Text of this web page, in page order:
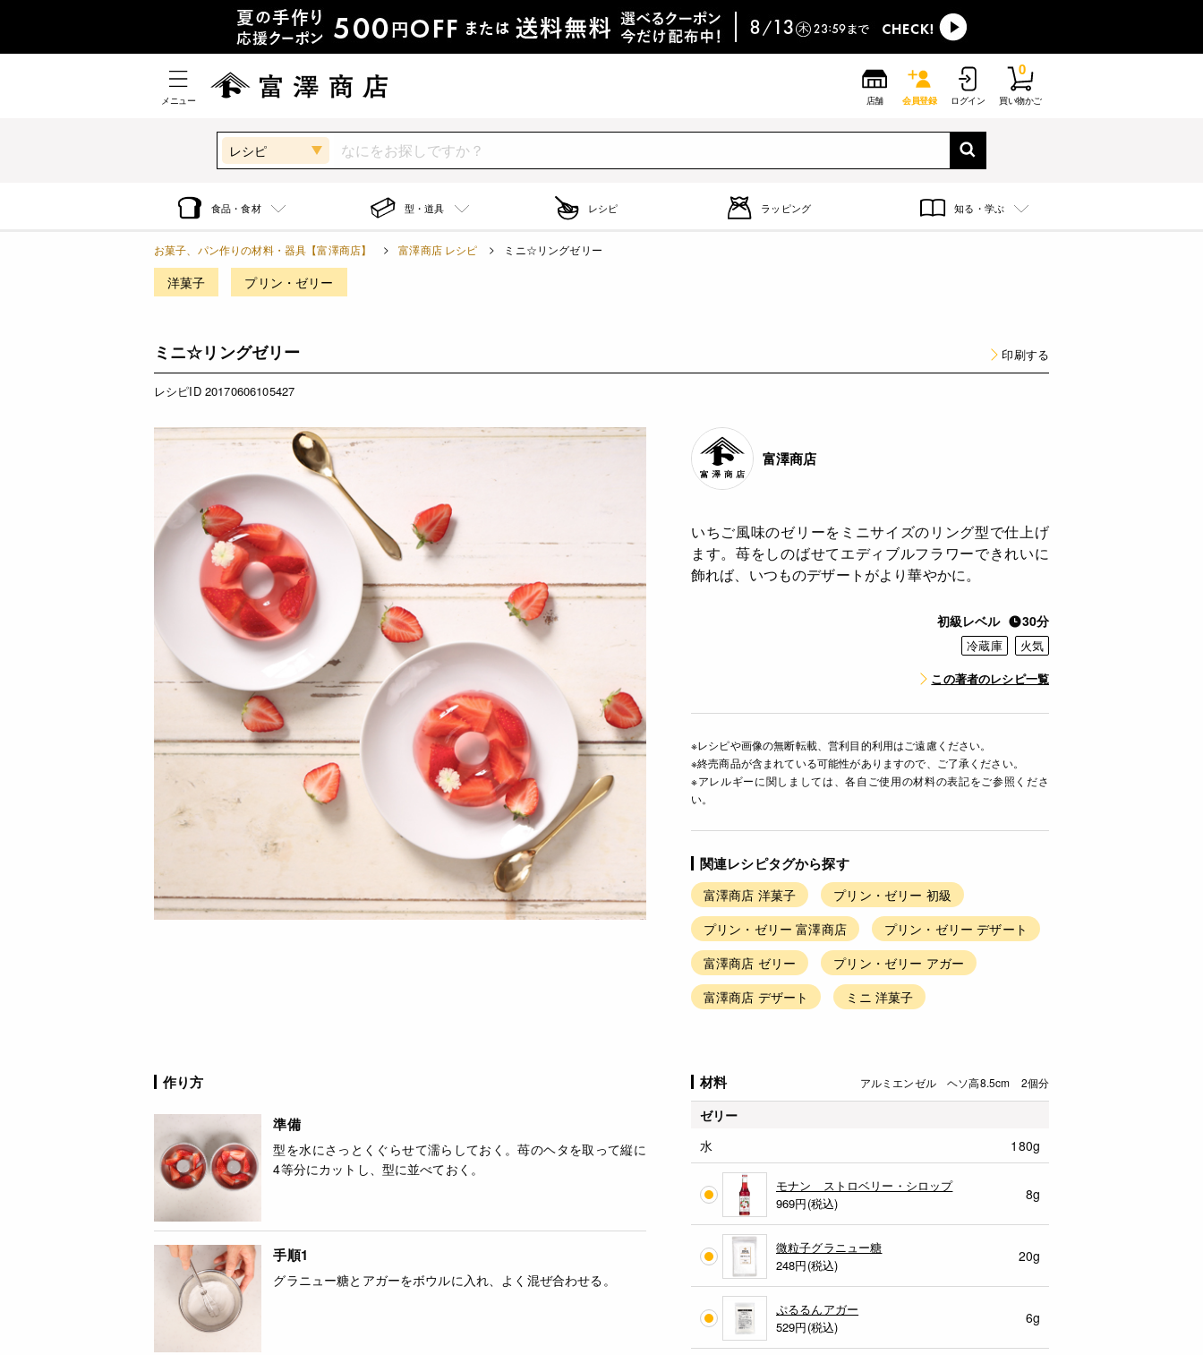
メニュー 店舗 会員登録 ログイン 買い物かご
0
レシピ
食品・食材 型・道具 レシピ ラッピング 知る・学ぶ
お菓子、パン作りの材料・器具【富澤商店】 富澤商店 レシピ ミニ☆リングゼリー
洋菓子 プリン・ゼリー
ミニ☆リングゼリー 印刷する
レシピID 20170606105427
富澤商店
いちご風味のゼリーをミニサイズのリング型で仕上げ
ます。苺をしのばせてエディブルフラワーできれいに
飾れば、いつものデザートがより華やかに。
初級レベル 30分
冷蔵庫
火気
この著者のレシピ一覧
※レシピや画像の無断転載、営利目的利用はご遠慮ください。
※終売商品が含まれている可能性がありますので、ご了承ください。
※アレルギーに関しましては、各自ご使用の材料の表記をご参照くださ
い。
関連レシピタグから探す
富澤商店 洋菓子
プリン・ゼリー 初級
プリン・ゼリー 富澤商店
プリン・ゼリー デザート
富澤商店 ゼリー
プリン・ゼリー アガー
富澤商店 デザート
ミニ 洋菓子
材料 アルミエンゼル ヘソ高8.5cm 2個分
ゼリー
水
180g
モナン ストロベリー・シロップ
969円(税込)
8g
微粒子グラニュー糖
248円(税込)
20g
ぷるるんアガー
529円(税込)
6g
作り方
準備
型を水にさっとくぐらせて濡らしておく。苺のヘタを取って縦に
4等分にカットし、型に並べておく。
手順1
グラニュー糖とアガーをボウルに入れ、よく混ぜ合わせる。